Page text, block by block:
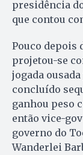
presidência
que contou
Pouco depois
projetou-se
jogada
concluído
ganhou peso
então vice-
governo do
Wanderlei